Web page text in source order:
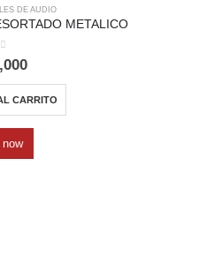
DE AUDIO
METALICO
5
CARRITO
now